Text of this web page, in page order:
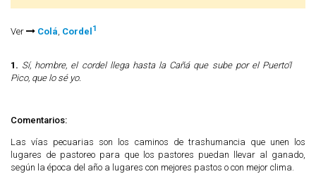
Ver Colá, Cordel 1
1. Sí, hombre, el cordel llega hasta la Cañá que sube por el Puerto'l
Pico, que lo sé yo.
Comentarios:
Las vías pecuarias son los caminos de trashumancia que unen los
lugares de pastoreo para que los pastores puedan llevar al ganado,
según la época del año a lugares con mejores pastos o con mejor clima.